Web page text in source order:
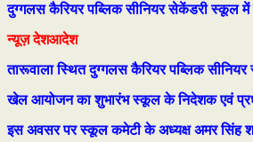
दुग्गलस कैरियर पब्लिक सीनियर सेकेंडरी स्कूल में
न्यूज़ देशआदेश
तारूवाला स्थित दुग्गलस कैरियर पब्लिक
खेल आयोजन का शुभारंभ स्कूल के निदेशक एवं
इस अवसर पर स्कूल कमेटी के अध्यक्ष अमर सिंह